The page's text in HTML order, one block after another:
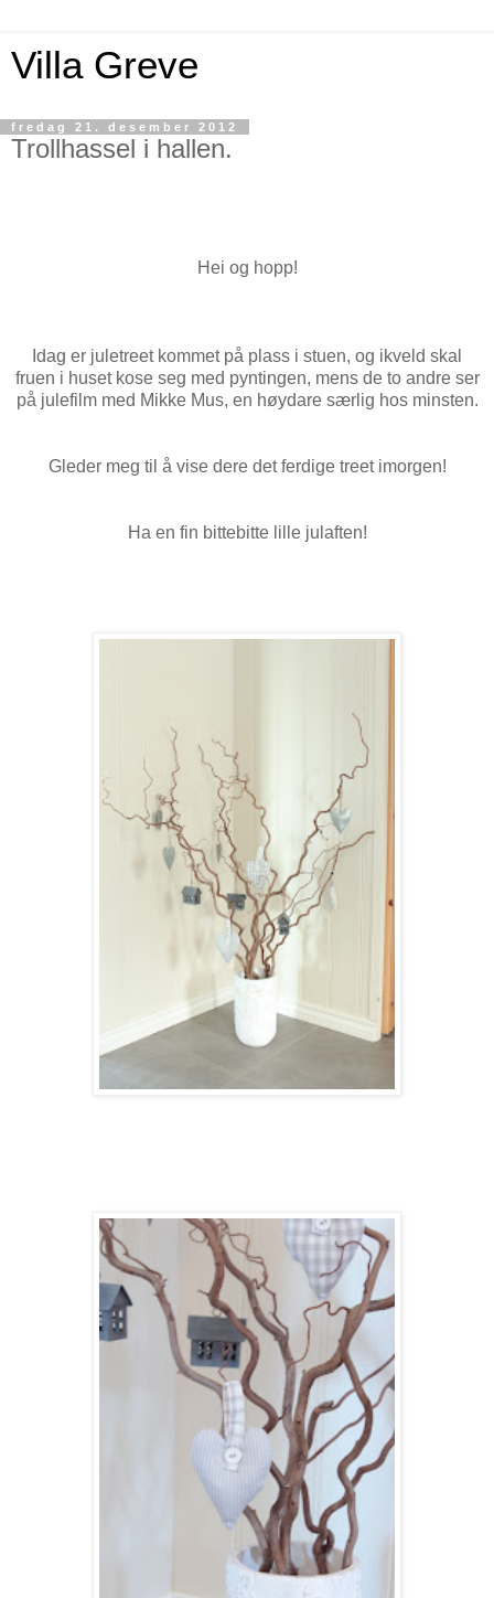
Villa Greve
fredag 21. desember 2012
Trollhassel i hallen.
Hei og hopp!
Idag er juletreet kommet på plass i stuen, og ikveld skal
fruen i huset kose seg med pyntingen, mens de to andre ser
på julefilm med Mikke Mus, en høydare særlig hos minsten.
Gleder meg til å vise dere det ferdige treet imorgen!
Ha en fin bittebitte lille julaften!